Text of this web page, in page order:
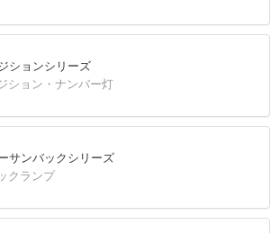
ションシリーズ
ション・ナンバー灯
サンバックシリーズ
クランプ